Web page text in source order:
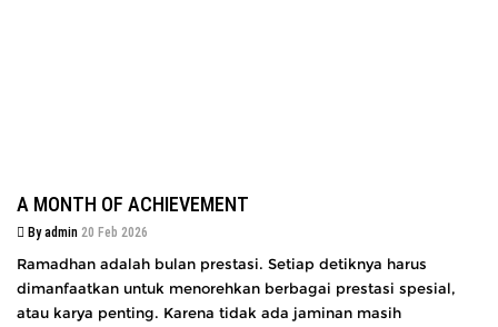
A MONTH OF ACHIEVEMENT
By admin 20 Feb 2026
Ramadhan adalah bulan prestasi. Setiap detiknya harus
dimanfaatkan untuk menorehkan berbagai prestasi spesial,
atau karya penting. Karena tidak ada jaminan masih